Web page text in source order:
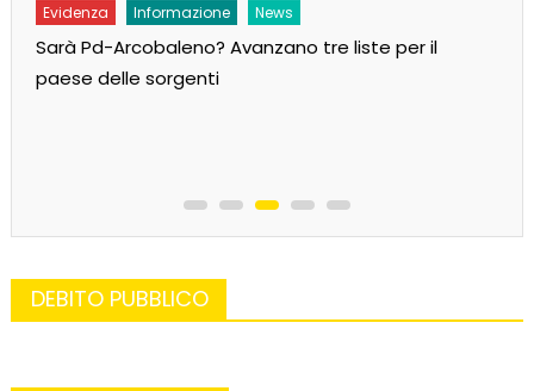
Evidenza Informazione News
Sarà Pd-Arcobaleno? Avanzano tre liste per il
paese delle sorgenti
DEBITO PUBBLICO